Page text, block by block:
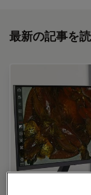
最新の記事を